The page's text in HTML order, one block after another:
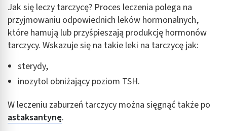
Jak się leczy tarczycę? Proces leczenia polega na
przyjmowaniu odpowiednich leków hormonalnych,
które hamują lub przyśpieszają produkcję hormonów
tarczycy. Wskazuje się na takie leki na tarczycę jak:
sterydy,
inozytol obniżający poziom TSH.
W leczeniu zaburzeń tarczycy można sięgnąć także po
astaksantynę.